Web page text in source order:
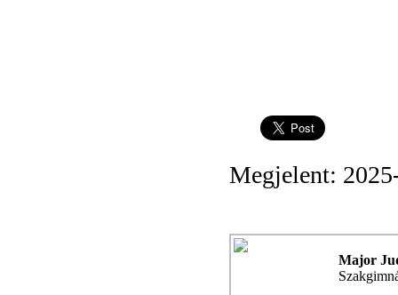
Megjelent:
Major